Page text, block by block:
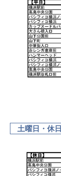
土曜日・休日